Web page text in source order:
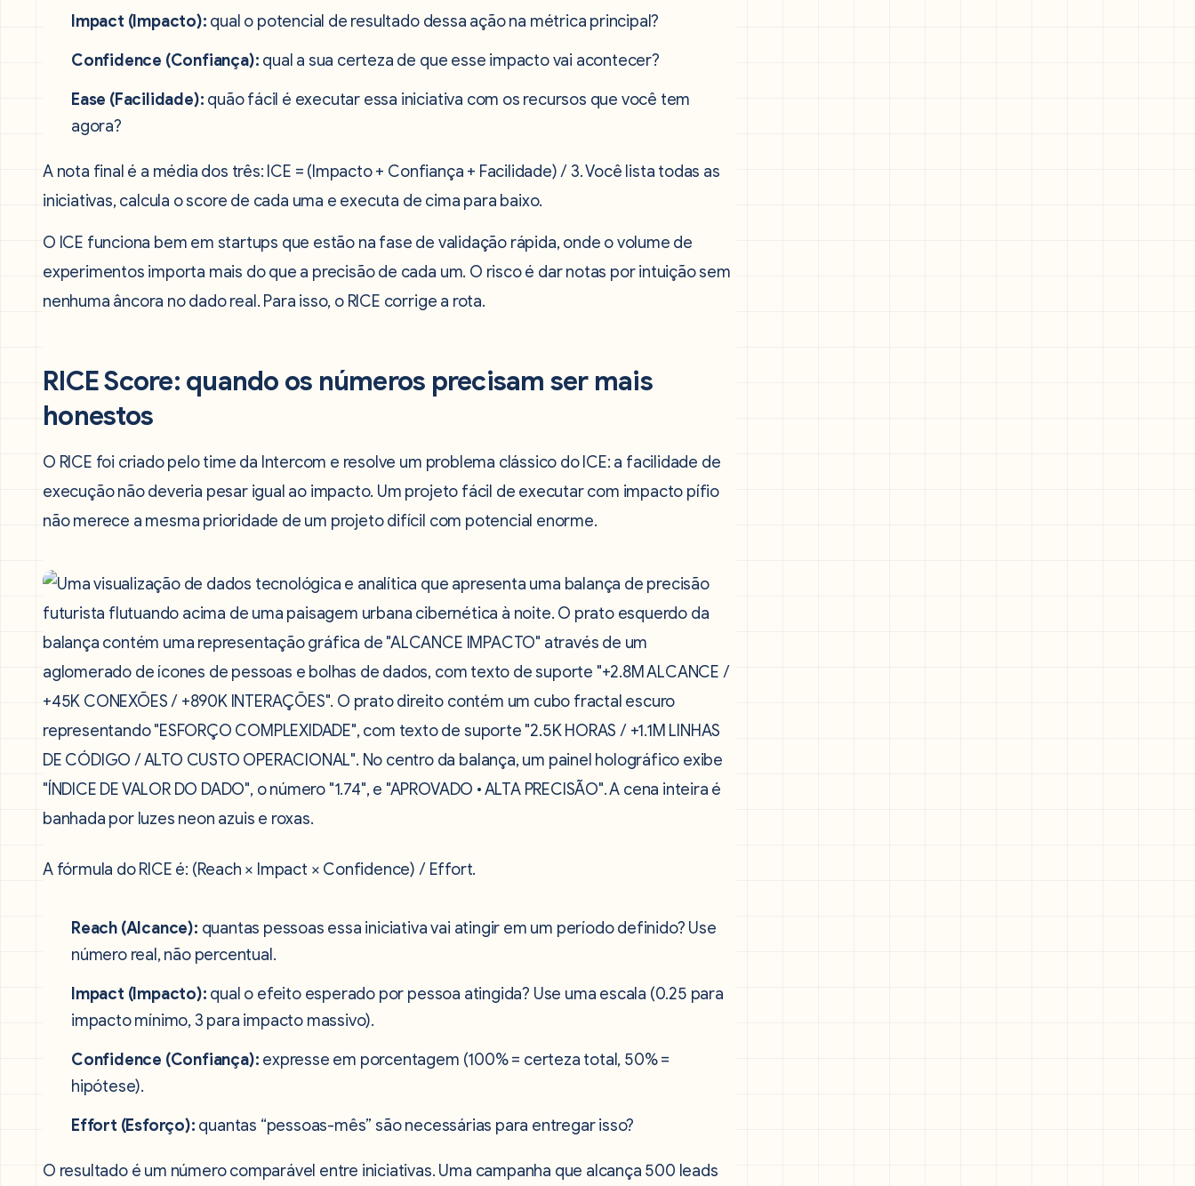
Impact (Impacto): qual o potencial de resultado dessa ação na métrica principal?
Confidence (Confiança): qual a sua certeza de que esse impacto vai acontecer?
Ease (Facilidade): quão fácil é executar essa iniciativa com os recursos que você tem
agora?
A nota final é a média dos três: ICE = (Impacto + Confiança + Facilidade) / 3. Você lista todas as
iniciativas, calcula o score de cada uma e executa de cima para baixo.
O ICE funciona bem em startups que estão na fase de validação rápida, onde o volume de
experimentos importa mais do que a precisão de cada um. O risco é dar notas por intuição sem
nenhuma âncora no dado real. Para isso, o RICE corrige a rota.
RICE Score: quando os números precisam ser mais
honestos
O RICE foi criado pelo time da Intercom e resolve um problema clássico do ICE: a facilidade de
execução não deveria pesar igual ao impacto. Um projeto fácil de executar com impacto pífio
não merece a mesma prioridade de um projeto difícil com potencial enorme.
A fórmula do RICE é: (Reach × Impact × Confidence) / Effort.
Reach (Alcance): quantas pessoas essa iniciativa vai atingir em um período definido? Use
número real, não percentual.
Impact (Impacto): qual o efeito esperado por pessoa atingida? Use uma escala (0.25 para
impacto mínimo, 3 para impacto massivo).
Confidence (Confiança): expresse em porcentagem (100% = certeza total, 50% =
hipótese).
Effort (Esforço): quantas “pessoas-mês” são necessárias para entregar isso?
O resultado é um número comparável entre iniciativas. Uma campanha que alcança 500 leads